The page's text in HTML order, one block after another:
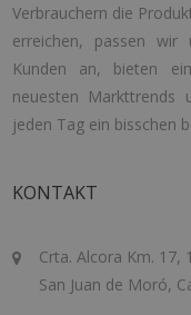
Verbrauchern die
erreichen, passen wir
Kunden an, bieten
neuesten Markttrends
jeden Tag ein bisschen
KONTAKT
Crta. Alcora Km. 17,
San Juan de Moró,